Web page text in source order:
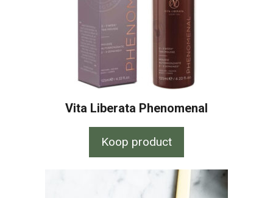
Vita Liberata Phenomenal
Koop product